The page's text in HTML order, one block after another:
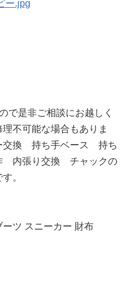
で是非ご相談にお越しく
不可能な場合もありま
交換 持ち手ベース 持ち
内張り交換 チャックの
。
ツ スニーカー 財布